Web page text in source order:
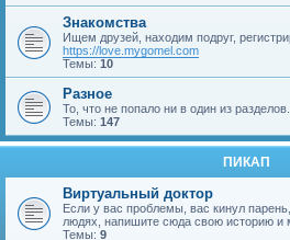
Знакомства
Ищем друзей, находим подруг,
https://love.mygomel.com
Темы: 10
Разное
То, что не попало ни в один из разделов...
Темы: 147
ПИКАП
Виртуальный доктор
Если у вас проблемы, вас кинул
людях, напишите сюда свою историю
Темы: 9